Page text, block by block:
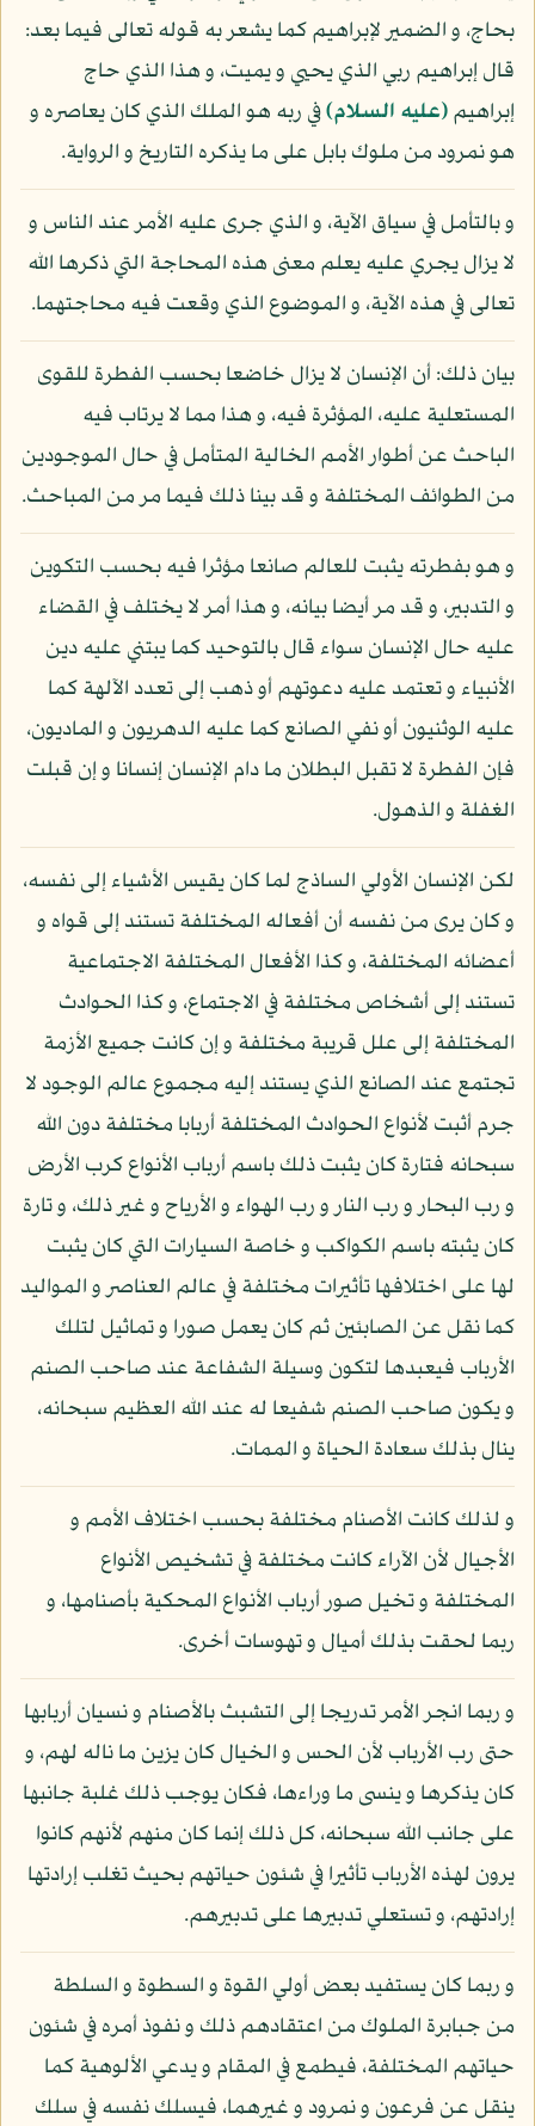
بحاج، و الضمير لإبراهيم كما يشعر به قوله تعالى فيما بعد:
قال إبراهيم ربي الذي يحيي و يميت، و هذا الذي حاج
إبراهيم(عليه السلام)في ربه هو الملك الذي كان يعاصره و
هو نمرود من ملوك بابل على ما يذكره التاريخ و الرواية.
و بالتأمل في سياق الآية، و الذي جرى عليه الأمر عند الناس و
لا يزال يجري عليه يعلم معنى هذه المحاجة التي ذكرها الله
تعالى في هذه الآية، و الموضوع الذي وقعت فيه محاجتهما.
بيان ذلك: أن الإنسان لا يزال خاضعا بحسب الفطرة للقوى
المستعلية عليه، المؤثرة فيه، و هذا مما لا يرتاب فيه
الباحث عن أطوار الأمم الخالية المتأمل في حال الموجودين
من الطوائف المختلفة و قد بينا ذلك فيما مر من المباحث.
و هو بفطرته يثبت للعالم صانعا مؤثرا فيه بحسب التكوين
و التدبير، و قد مر أيضا بيانه، و هذا أمر لا يختلف في القضاء
عليه حال الإنسان سواء قال بالتوحيد كما يبتني عليه دين
الأنبياء و تعتمد عليه دعوتهم أو ذهب إلى تعدد الآلهة كما
عليه الوثنيون أو نفي الصانع كما عليه الدهريون و الماديون،
فإن الفطرة لا تقبل البطلان ما دام الإنسان إنسانا و إن قبلت
الغفلة و الذهول.
لكن الإنسان الأولي الساذج لما كان يقيس الأشياء إلى نفسه،
و كان يرى من نفسه أن أفعاله المختلفة تستند إلى قواه و
أعضائه المختلفة، و كذا الأفعال المختلفة الاجتماعية
تستند إلى أشخاص مختلفة في الاجتماع، و كذا الحوادث
المختلفة إلى علل قريبة مختلفة و إن كانت جميع الأزمة
تجتمع عند الصانع الذي يستند إليه مجموع عالم الوجود لا
جرم أثبت لأنواع الحوادث المختلفة أربابا مختلفة دون الله
سبحانه فتارة كان يثبت ذلك باسم أرباب الأنواع كرب الأرض
و رب البحار و رب النار و رب الهواء و الأرياح و غير ذلك، و تارة
كان يثبته باسم الكواكب و خاصة السيارات التي كان يثبت
لها على اختلافها تأثيرات مختلفة في عالم العناصر و المواليد
كما نقل عن الصابئين ثم كان يعمل صورا و تماثيل لتلك
الأرباب فيعبدها لتكون وسيلة الشفاعة عند صاحب الصنم
و يكون صاحب الصنم شفيعا له عند الله العظيم سبحانه،
ينال بذلك سعادة الحياة و الممات.
و لذلك كانت الأصنام مختلفة بحسب اختلاف الأمم و
الأجيال لأن الآراء كانت مختلفة في تشخيص الأنواع
المختلفة و تخيل صور أرباب الأنواع المحكية بأصنامها، و
ربما لحقت بذلك أميال و تهوسات أخرى.
و ربما انجر الأمر تدريجا إلى التشبث بالأصنام و نسيان أربابها
حتى رب الأرباب لأن الحس و الخيال كان يزين ما ناله لهم، و
كان يذكرها و ينسى ما وراءها، فكان يوجب ذلك غلبة جانبها
على جانب الله سبحانه، كل ذلك إنما كان منهم لأنهم كانوا
يرون لهذه الأرباب تأثيرا في شئون حياتهم بحيث تغلب إرادتها
إرادتهم، و تستعلي تدبيرها على تدبيرهم.
و ربما كان يستفيد بعض أولي القوة و السطوة و السلطة
من جبابرة الملوك من اعتقادهم ذلك و نفوذ أمره في شئون
حياتهم المختلفة، فيطمع في المقام و يدعي الألوهية كما
ينقل عن فرعون و نمرود و غيرهما، فيسلك نفسه في سلك